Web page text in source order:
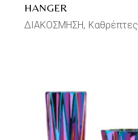
HANGER
ΔΙΑΚΟΣΜΗΣΗ Καθρέπτες